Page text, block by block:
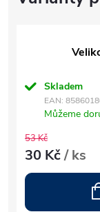
Skladem
EAN:
Můžeme
53 Kč
30 Kč/ ks